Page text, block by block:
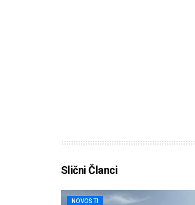
Slični Članci
NOVOSTI